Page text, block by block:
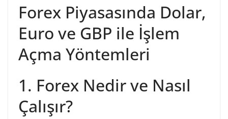
Forex Piyasasında Dolar,
Euro ve GBP ile İşlem
Açma Yöntemleri
1. Forex Nedir ve Nasıl
Çalışır?